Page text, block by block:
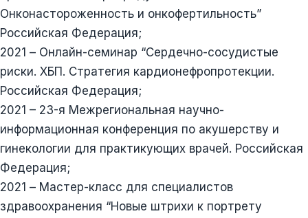
Онконастороженность и онкофертильность”
Российская Федерация;
2021 – Онлайн-семинар “Сердечно-сосудистые
риски. ХБП. Стратегия кардионефропротекции.
Российская Федерация;
2021 – 23-я Межрегиональная научно-
информационная конференция по акушерству и
гинекологии для практикующих врачей. Российская
Федерация;
2021 – Мастер-класс для специалистов
здравоохранения “Новые штрихи к портрету